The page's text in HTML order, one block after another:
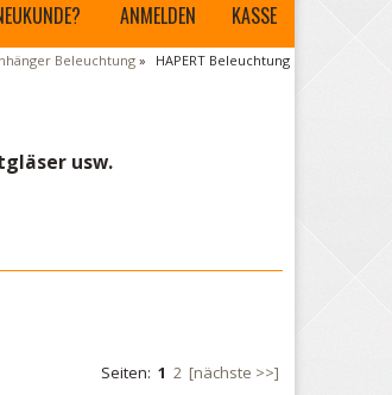
ANMELDEN KASSE
Beleuchtung» HAPERT Beleuchtung
usw.
Seiten: 1 2 [nächste >>]